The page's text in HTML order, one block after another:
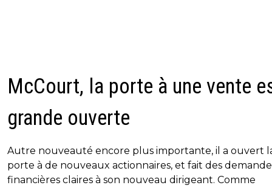
McCourt, la porte à une vente
grande ouverte
Autre nouveauté encore plus importante, il a ouvert
porte à de nouveaux actionnaires, et fait des
financières claires à son nouveau dirigeant. Comme